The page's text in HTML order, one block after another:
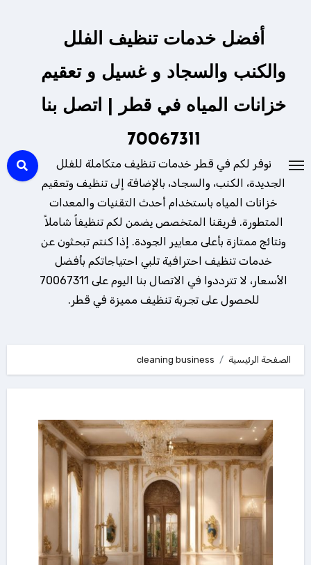
أفضل خدمات تنظيف الفلل
والكنب والسجاد و غسيل و تعقيم
خزانات المياه في قطر | اتصل بنا
70067311
نوفر لكم في قطر خدمات تنظيف متكاملة للفلل
الجديدة، الكنب، والسجاد، بالإضافة إلى تنظيف وتعقيم
خزانات المياه باستخدام أحدث التقنيات والمعدات
المتطورة. فريقنا المتخصص يضمن لكم تنظيفاً شاملاً
ونتائج ممتازة بأعلى معايير الجودة. إذا كنتم تبحثون عن
خدمات تنظيف احترافية تلبي احتياجاتكم بأفضل
الأسعار، لا تترددوا في الاتصال بنا اليوم على 70067311
للحصول على تجربة تنظيف مميزة في قطر.
الصفحة الرئيسية cleaning business